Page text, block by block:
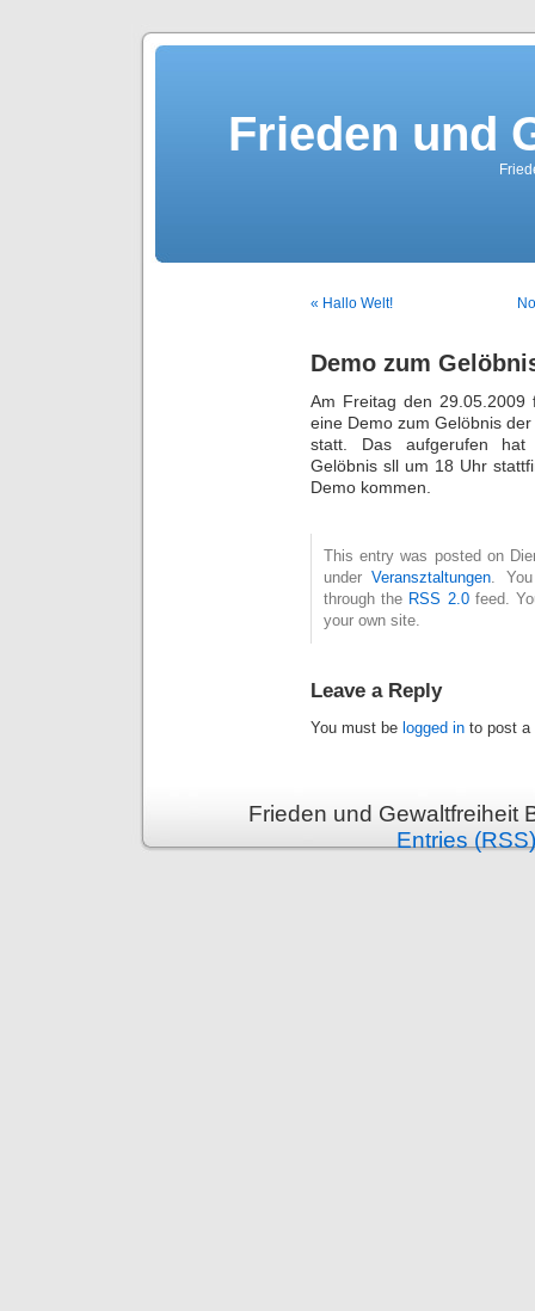
Frieden und
« Hallo Welt!
Demo zum
Am Freitag den
eine Demo zum Gelöbnis
statt. Das aufgerufen
Gelöbnis sll um 18 Uhr
Demo kommen.
This entry was posted on
underVeransztaltungen .
through the RSS 2.0feed.
your own site.
Leave a Reply
You must be logged in to post a
Frieden und Gewaltfreiheit
Entries (RSS)